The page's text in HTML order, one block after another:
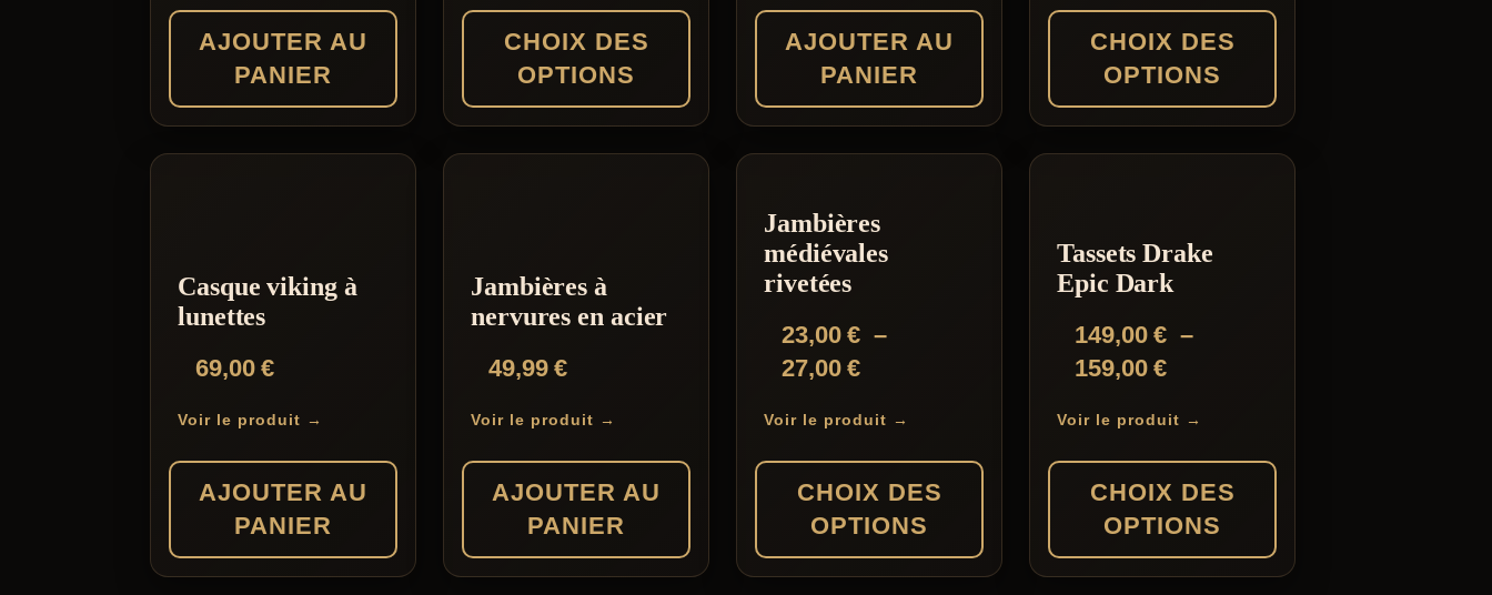
AJOUTER AU
PANIER
79,00 €
à
84,00 €
CHOIX DES
OPTIONS
produit
variations.
Les
peuvent
sur
du
AJOUTER AU
PANIER
CHOIX DES
OPTIONS
produit
plusieurs
variations.
options
peuvent
sur
du
Casque viking à
lunettes
69,00€
Voir le produit →
AJOUTER AU
PANIER
Jambières à
nervures en acier
49,99€
Voir le produit →
AJOUTER AU
PANIER
Jambières
médiévales
rivetées
23,00€ –
27,00€Plage
prix :
23,00 €
à
27,00 €
Voir le produit →
CHOIX DES
OPTIONS
Tassets Drake
Epic Dark
149,00€ –
159,00€Plage
prix :
149,00 €
à
159,00 €
Voir le produit →
CHOIX DES
OPTIONS